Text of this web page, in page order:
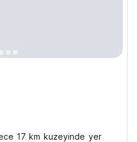
17 km kuzeyinde yer